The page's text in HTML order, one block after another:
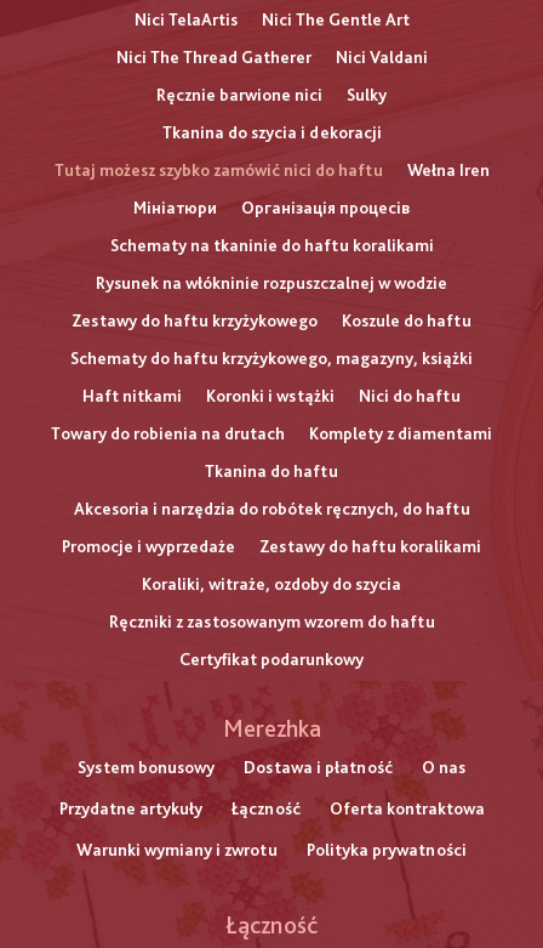
Nici TelaArtis
Nici The Gentle Art
Nici The Thread Gatherer
Nici Valdani
Ręcznie barwione nici
Sulky
Tkanina do szycia i dekoracji
Tutaj możesz szybko zamówić nici do haftu
Wełna Iren
Мініатюри
Організація процесів
Schematy na tkaninie do haftu koralikami
Rysunek na włókninie rozpuszczalnej w wodzie
Zestawy do haftu krzyżykowego
Koszule do haftu
Schematy do haftu krzyżykowego, magazyny, książki
Haft nitkami
Koronki i wstążki
Nici do haftu
Towary do robienia na drutach
Komplety z diamentami
Tkanina do haftu
Akcesoria i narzędzia do robótek ręcznych, do haftu
Promocje i wyprzedaże
Zestawy do haftu koralikami
Koraliki, witraże, ozdoby do szycia
Ręczniki z zastosowanym wzorem do haftu
Certyfikat podarunkowy
нижнього
колонтитулу
Merezhka
System bonusowy Dostawa i płatność O nas
Przydatne artykuły Łączność Oferta kontraktowa
Warunki wymiany i zwrotu Polityka prywatności
Łączność